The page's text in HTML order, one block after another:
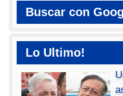
Buscar con
Lo Ultimo!